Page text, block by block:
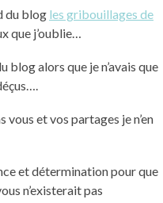
du blog les gribouillages de
que j’oublie…
blog alors que je n’avais que
et vos partages je n’en
et détermination pour que
n’existerait pas